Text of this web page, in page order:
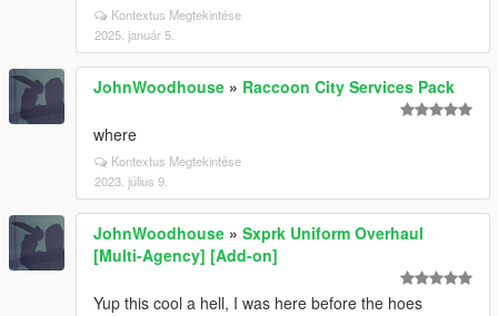
Kontextus Megtekintése
2025. január 5.
JohnWoodhouse » Raccoon City Services Pack
where
Kontextus Megtekintése
2023. július 9.
JohnWoodhouse » Sxprk Uniform Overhaul
[Multi-Agency] [Add-on]
Yup this cool a hell, I was here before the hoes